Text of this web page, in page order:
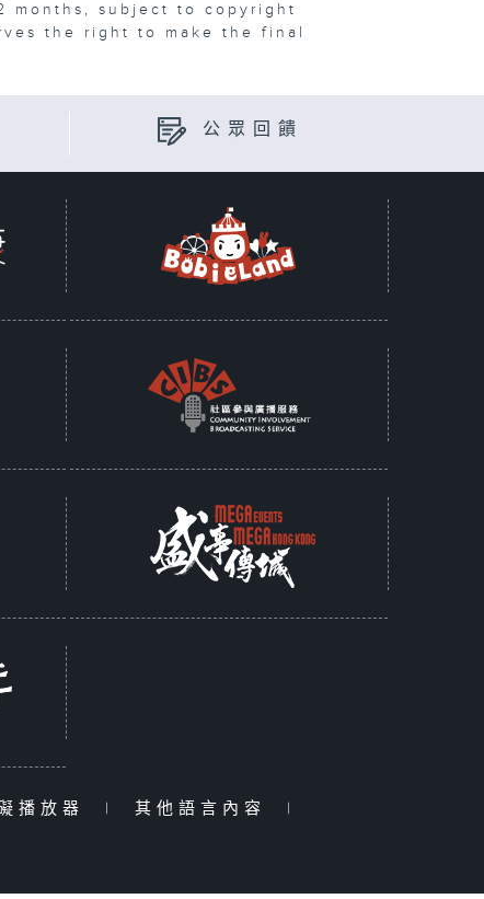
months, subject to copyright
the right to make the final
公眾回饋
播放器 | 其他語言內容 |